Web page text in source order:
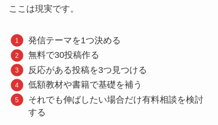
ここは現実です。
発信テーマを1つ決める
無料で30投稿作る
反応がある投稿を3つ見つける
低額教材や書籍で基礎を補う
それでも伸ばしたい場合だけ有料相談を検討
する